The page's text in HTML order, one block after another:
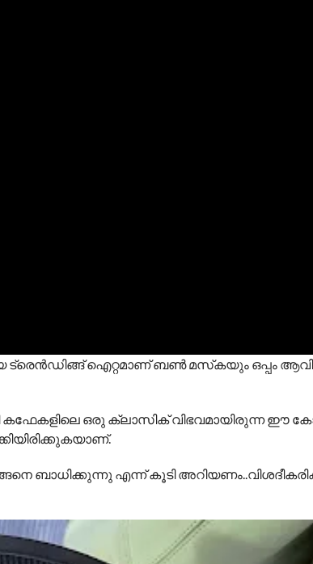
ട്രെന്‍ഡിങ്ങ് ഐറ്റമാണ് ബണ്‍ മസ്‌കയും ഒപ്പം ആവി
ഒരു ക്ലാസിക് വിഭവമായിരുന്ന ഈ
ബാധിക്കുന്നു എന്ന് കൂടി